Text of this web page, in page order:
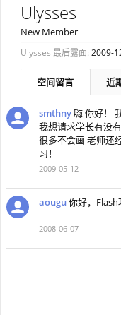
Ulysses
New Member
Ulysses 最后露面: 2009-
空间留言 近
smthny 嗨 你好！
我想请求学长有没
很多不会画 老师还
习！
2009-05-12
aougu你好，
2008-06-07